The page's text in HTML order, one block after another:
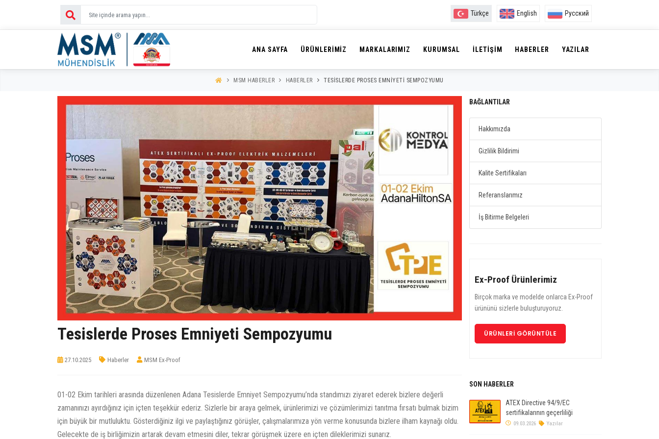
Türkçe English Русский
ANA SAYFA ÜRÜNLERIMIZ MARKALARIMIZ KURUMSAL İLETIŞIM HABERLER YAZILAR
MSM HABERLER HABERLER TESISLERDE PROSES EMNIYETI SEMPOZYUMU
Tesislerde Proses Emniyeti Sempozyumu
27.10.2025 Haberler MSM Ex-Proof
01-02 Ekim tarihleri arasında düzenlenen Adana Tesislerde Emniyet Sempozyumu’nda standımızı ziyaret ederek bizlere değerli
zamanınızı ayırdığınız için içten teşekkür ederiz. Sizlerle bir araya gelmek, ürünlerimizi ve çözümlerimizi tanıtma fırsatı bulmak bizim
için büyük bir mutluluktu. Gösterdiğiniz ilgi ve paylaştığınız görüşler, çalışmalarımıza yön verme konusunda bizlere ilham kaynağı oldu.
Gelecekte de iş birliğimizin artarak devam etmesini diler, tekrar görüşmek üzere en içten dileklerimizi sunarız.
BAĞLANTILAR
Hakkımızda
Gizlilik Bildirimi
Kalite Sertifikaları
Referanslarımız
İş Bitirme Belgeleri
Ex-Proof Ürünlerimiz
Birçok marka ve modelde onlarca Ex-Proof
ürününü sizlerle buluşturuyoruz.
ÜRÜNLERI GÖRÜNTÜLE
SON HABERLER
ATEX Directive 94/9/EC
sertifikalarının geçerliliği
09.03.2026 Yazılar